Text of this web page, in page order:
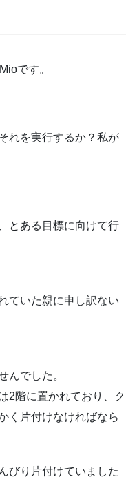
です。
れを実行するか？私が
とある目標に向けて行
ていた親に申し訳ない
んでした。
2階に置かれており、ク
く片付けなければなら
びり片付けていました